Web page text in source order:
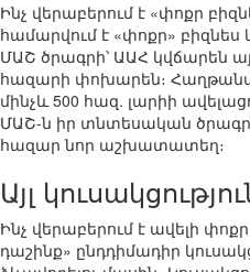
Ինչ վերաբերում է «փոքր
համարվում է «փոքր» բիզնես
ՄԱՇ ծրագրի՝ ԱԱՀ կվճարեն
հազարի փոխարեն։
մինչև 500 հազ. լարիի
ՄԱՇ-ն իր տնտեսական
հազար նոր աշխատատեղ։
Այլ
Ինչ վերաբերում է ավելի
դաշինք» ընդդիմադիր